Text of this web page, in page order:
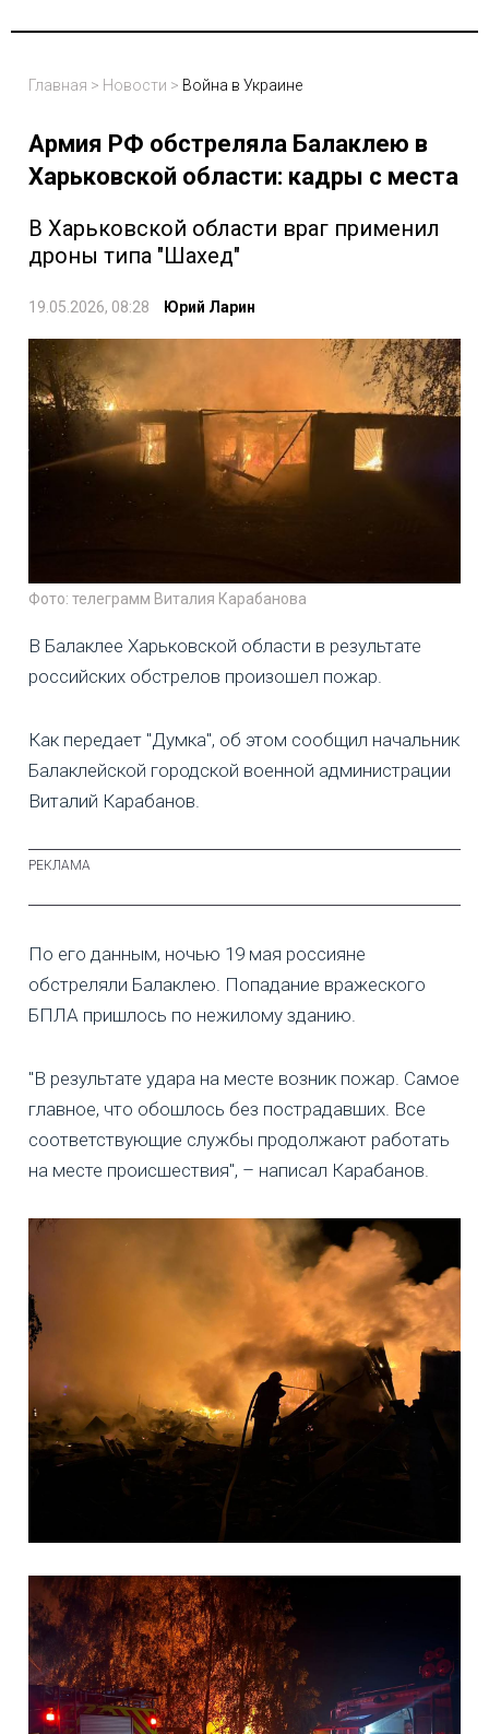
Главная > Новости > Война в Украине
Армия РФ обстреляла Балаклею в
Харьковской области: кадры с места
В Харьковской области враг применил
дроны типа "Шахед"
19.05.2026, 08:28 Юрий Ларин
Фото: телеграмм Виталия Карабанова
В Балаклее Харьковской области в результате
российских обстрелов произошел пожар.
Как передает "Думка", об этом сообщил начальник
Балаклейской городской военной администрации
Виталий Карабанов.
По его данным, ночью 19 мая россияне
обстреляли Балаклею. Попадание вражеского
БПЛА пришлось по нежилому зданию.
"В результате удара на месте возник пожар. Самое
главное, что обошлось без пострадавших. Все
соответствующие службы продолжают работать
на месте происшествия", – написал Карабанов.